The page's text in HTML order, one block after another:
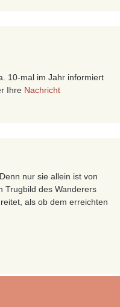
10-mal im Jahr informiert
Ihre Nachricht
nur sie allein ist von
Trugbild des Wanderers
als ob dem erreichten